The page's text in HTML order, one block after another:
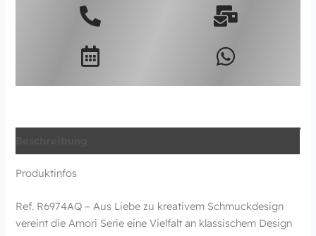
Produktinfos
Ref. R6974AQ – Aus Liebe zu kreativem Schmuckdesign
vereint die Amori Serie eine Vielfalt an klassischem Design